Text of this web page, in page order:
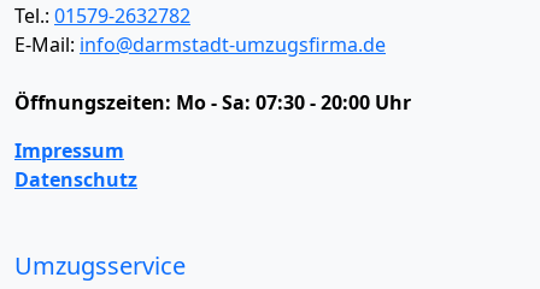
Tel.: 01579-2632782
E-Mail: info@darmstadt-umzugsfirma.de
Öffnungszeiten: Mo - Sa: 07:30 - 20:00 Uhr
Impressum
Datenschutz
Umzugsservice